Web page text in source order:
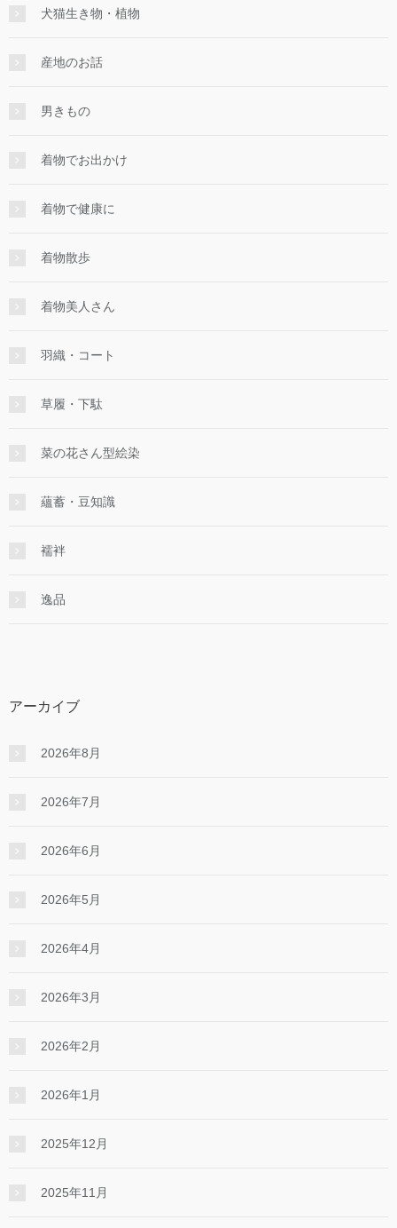
犬猫生き物・植物
産地のお話
男きもの
着物でお出かけ
着物で健康に
着物散歩
着物美人さん
羽織・コート
草履・下駄
菜の花さん型絵染
蘊蓄・豆知識
襦袢
逸品
アーカイブ
2026年8月
2026年7月
2026年6月
2026年5月
2026年4月
2026年3月
2026年2月
2026年1月
2025年12月
2025年11月